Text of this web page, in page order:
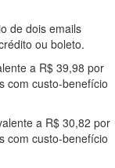
de dois emails
ou boleto.
a R$ 39,98 por
com custo-benefício
a R$ 30,82 por
com custo-benefício